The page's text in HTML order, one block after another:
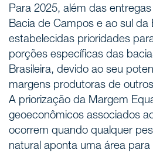
Para 2025, além das
Bacia de Campos e ao sul
estabelecidas prioridades
porções específicas das
Brasileira, devido ao seu
margens produtoras de
A priorização da Margem
geoeconômicos associados
ocorrem quando qualquer
natural aponta uma área